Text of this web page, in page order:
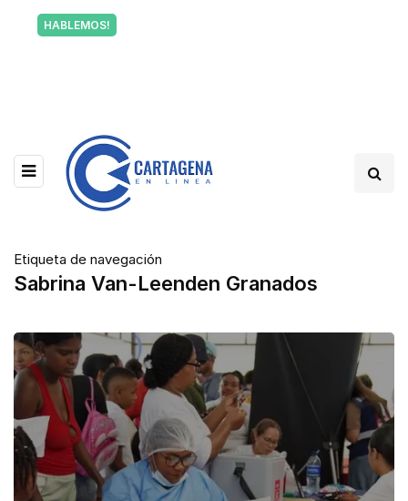
HABLEMOS!
Etiqueta de navegación
Sabrina Van-Leenden Granados